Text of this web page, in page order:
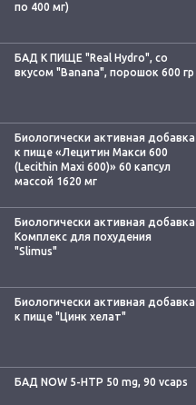
по 400 мг)
БАД К ПИЩЕ "Real Hydro", со
вкусом "Banana", порошок 600 гр
Биологически активная добавка
к пище «Лецитин Макси 600
(Lecithin Maxi 600)» 60 капсул
массой 1620 мг
Биологически активная добавка
Комплекс для похудения
"Slimus"
Биологически активная добавка
к пище "Цинк хелат"
БАД NOW 5-HTP 50 mg, 90 vcaps